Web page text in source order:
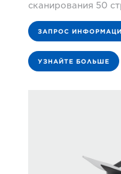
сканирования 50
ЗАПРОС
УЗНАЙТЕ БОЛЬШЕ